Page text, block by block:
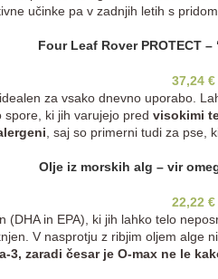
učinke pa v zadnjih letih s
Four Leaf Rover PROTECT
37,24 €
za vsako dnevno uporabo.
spore, ki jih varujejo pred visokimi
, saj so primerni tudi za pse,
Olje iz morskih alg – vir
22,22 €
in EPA), ki jih lahko telo
V nasprotju z ribjim oljem alge
3, zaradi česar je O-max ne le